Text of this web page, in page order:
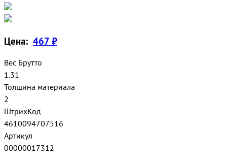
Цена: 467 ₽
Вес Брутто
1.31
Толщина материала
2
ШтрихКод
4610094707516
Артикул
00000017312